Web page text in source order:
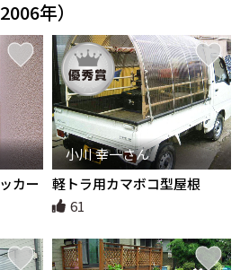
年）
カー
小川 幸一さん
軽トラ用カマボコ型屋根
61